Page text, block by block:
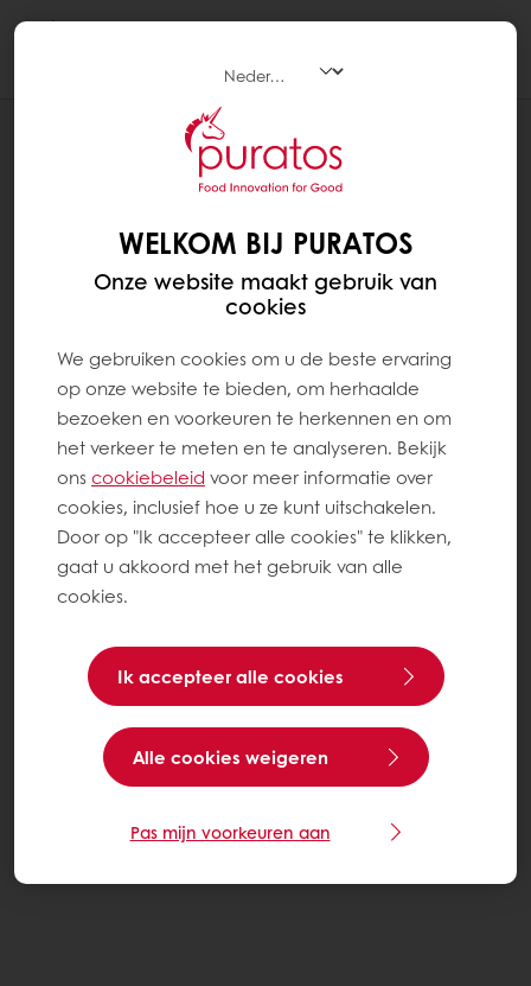
CROQUE VITA+ VOLKOREN
WELKOM BIJ PURATOS
Onze website maakt gebruik van
cookies
We gebruiken cookies om u de beste ervaring
op onze website te bieden, om herhaalde
bezoeken en voorkeuren te herkennen en om
het verkeer te meten en te analyseren. Bekijk
ons ​​cookiebeleid voor meer informatie over
cookies, inclusief hoe u ze kunt uitschakelen.
Door op "Ik accepteer alle cookies" te klikken,
gaat u akkoord met het gebruik van alle
cookies.
Ik accepteer alle cookies
Alle cookies weigeren
Pas mijn voorkeuren aan